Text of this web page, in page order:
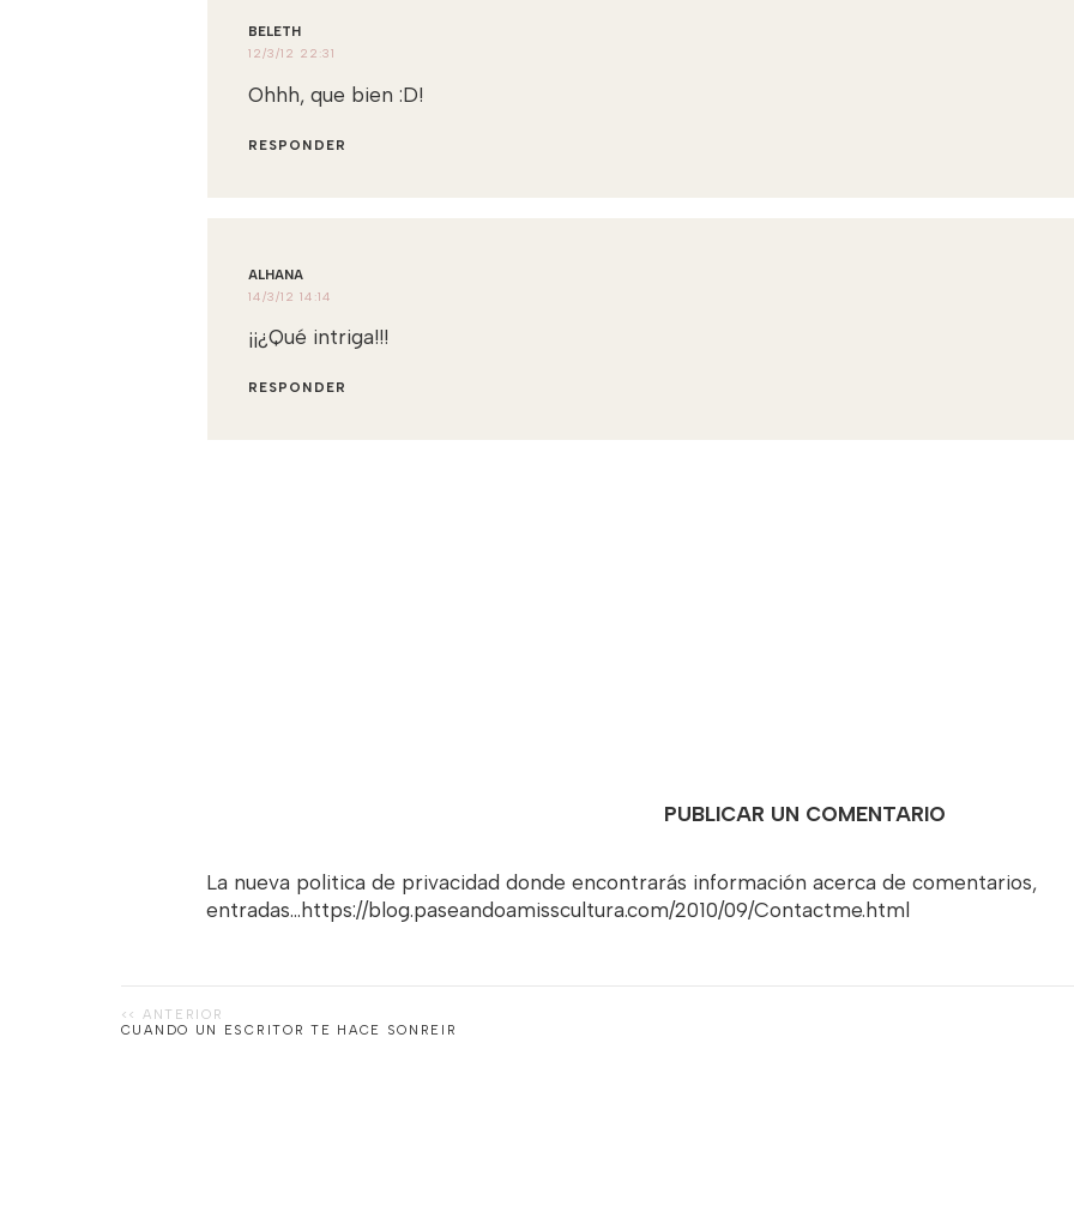
BELETH
12/3/12 22:31
Ohhh, que bien :D!
RESPONDER
ALHANA
14/3/12 14:14
¡¡¿Qué intriga!!!
RESPONDER
PUBLICAR UN COMENTARIO
La nueva politica de privacidad donde encontrarás información acerca de comentarios,
entradas...https://blog.paseandoamisscultura.com/2010/09/Contactme.html
CUANDO UN ESCRITOR TE HACE SONREIR